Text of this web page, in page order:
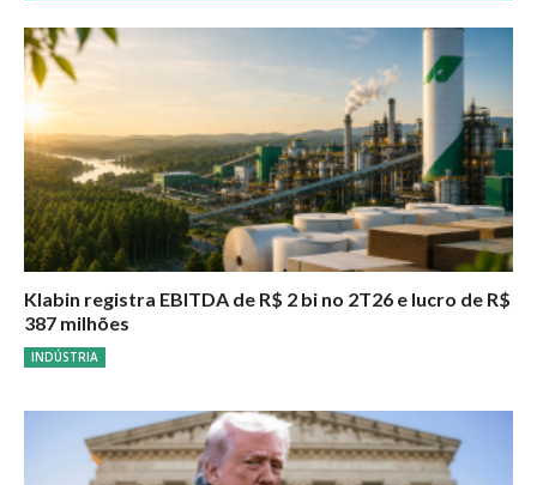
Klabin registra EBITDA de R$ 2 bi no 2T26 e lucro de R$
387 milhões
INDÚSTRIA